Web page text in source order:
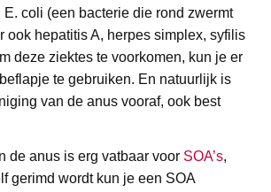
coli (een bacterie die rond zwermt
ook hepatitis A, herpes simplex, syfilis
deze ziektes te voorkomen, kun je er
te gebruiken. En natuurlijk is
van de anus vooraf, ook best
de anus is erg vatbaar voor SOA’s,
gerimd wordt kun je een SOA